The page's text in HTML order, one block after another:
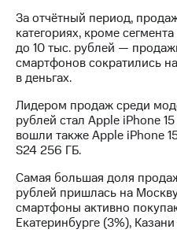
облигаций
Описание
Еврооблигации-
Уведомление
о
погашении
именных
облигаций
Другое
Регистратор
Реквизиты
Контакты
развитие
За отчётный период,
категориях, кроме
до 10 тыс. рублей —
смартфонов сократились
в деньгах.
Лидером продаж среди
рублей стал Apple iPhone
вошли также Apple iPhone
S24 256 ГБ.
Самая большая доля
рублей пришлась на
смартфоны активно
Екатеринбурге (3%),